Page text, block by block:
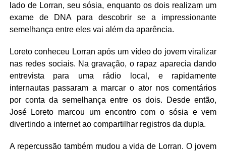
lado de Lorran, seu sósia, enquanto os dois realizam um
exame de DNA para descobrir se a impressionante
semelhança entre eles vai além da aparência.
Loreto conheceu Lorran após um vídeo do jovem viralizar
nas redes sociais. Na gravação, o rapaz aparecia dando
entrevista para uma rádio local, e rapidamente
internautas passaram a marcar o ator nos comentários
por conta da semelhança entre os dois. Desde então,
José Loreto marcou um encontro com o sósia e vem
divertindo a internet ao compartilhar registros da dupla.
A repercussão também mudou a vida de Lorran. O jovem